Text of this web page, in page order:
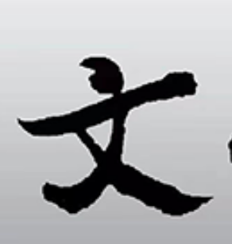
段锦列入干预新冠中医非药物疗法
2022-12-12 14:53:46点击:
来源：国家中医药管理局 作者：
染者居家中医药干预指引
理局中医疫病防治专家委员会